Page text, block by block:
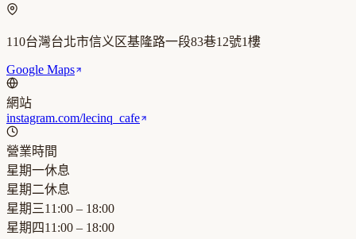
110台灣台北市信义区基隆路一段83巷12號1樓
Google Maps
網站
instagram.com/lecinq_cafe
營業時間
星期一休息
星期二休息
星期三11:00 – 18:00
星期四11:00 – 18:00